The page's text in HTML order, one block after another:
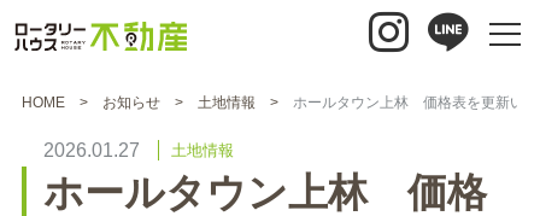
HOME お知らせ 土地情報 ホールタウン上林 価格表を更新い
2026.01.27 土地情報
ホールタウン上林 価格